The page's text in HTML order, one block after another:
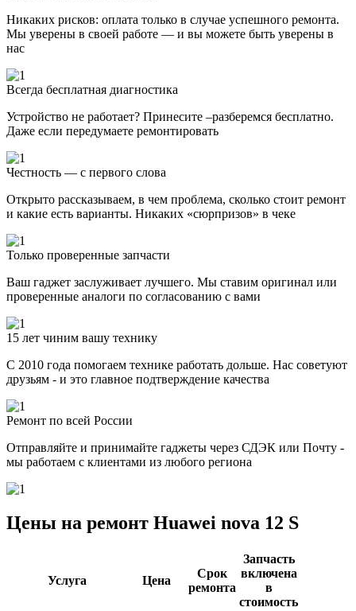
Никаких рисков: оплата только в случае успешного ремонта.
Мы уверены в своей работе — и вы можете быть уверены в
нас
Всегда бесплатная диагностика
Устройство не работает? Принесите –разберемся бесплатно.
Даже если передумаете ремонтировать
Честность — с первого слова
Открыто рассказываем, в чем проблема, сколько стоит ремонт
и какие есть варианты. Никаких «сюрпризов» в чеке
Только проверенные запчасти
Ваш гаджет заслуживает лучшего. Мы ставим оригинал или
проверенные аналоги по согласованию с вами
15 лет чиним вашу технику
С 2010 года помогаем технике работать дольше. Нас советуют
друзьям - и это главное подтверждение качества
Ремонт по всей России
Отправляйте и принимайте гаджеты через СДЭК или Почту -
мы работаем с клиентами из любого региона
Цены на ремонт Huawei nova 12 S
Услуга Цена
Срок
ремонта
Запчасть
включена
в
стоимость